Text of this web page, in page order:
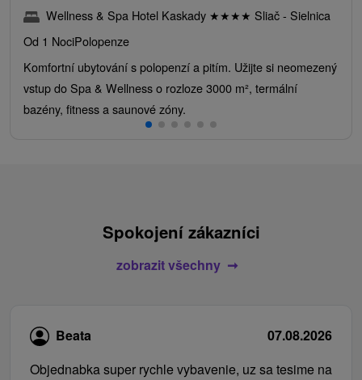
Wellness & Spa Hotel Kaskady ★★★★ Sliač - Sielnica
Od 1 NociPolopenze
Komfortní ubytování s polopenzí a pitím. Užijte si neomezený
vstup do Spa & Wellness o rozloze 3000 m², termální
bazény, fitness a saunové zóny.
Spokojení zákazníci
zobrazit všechny
Beata
07.08.2026
Objednabka super rychle vybavenie, uz sa tesime na